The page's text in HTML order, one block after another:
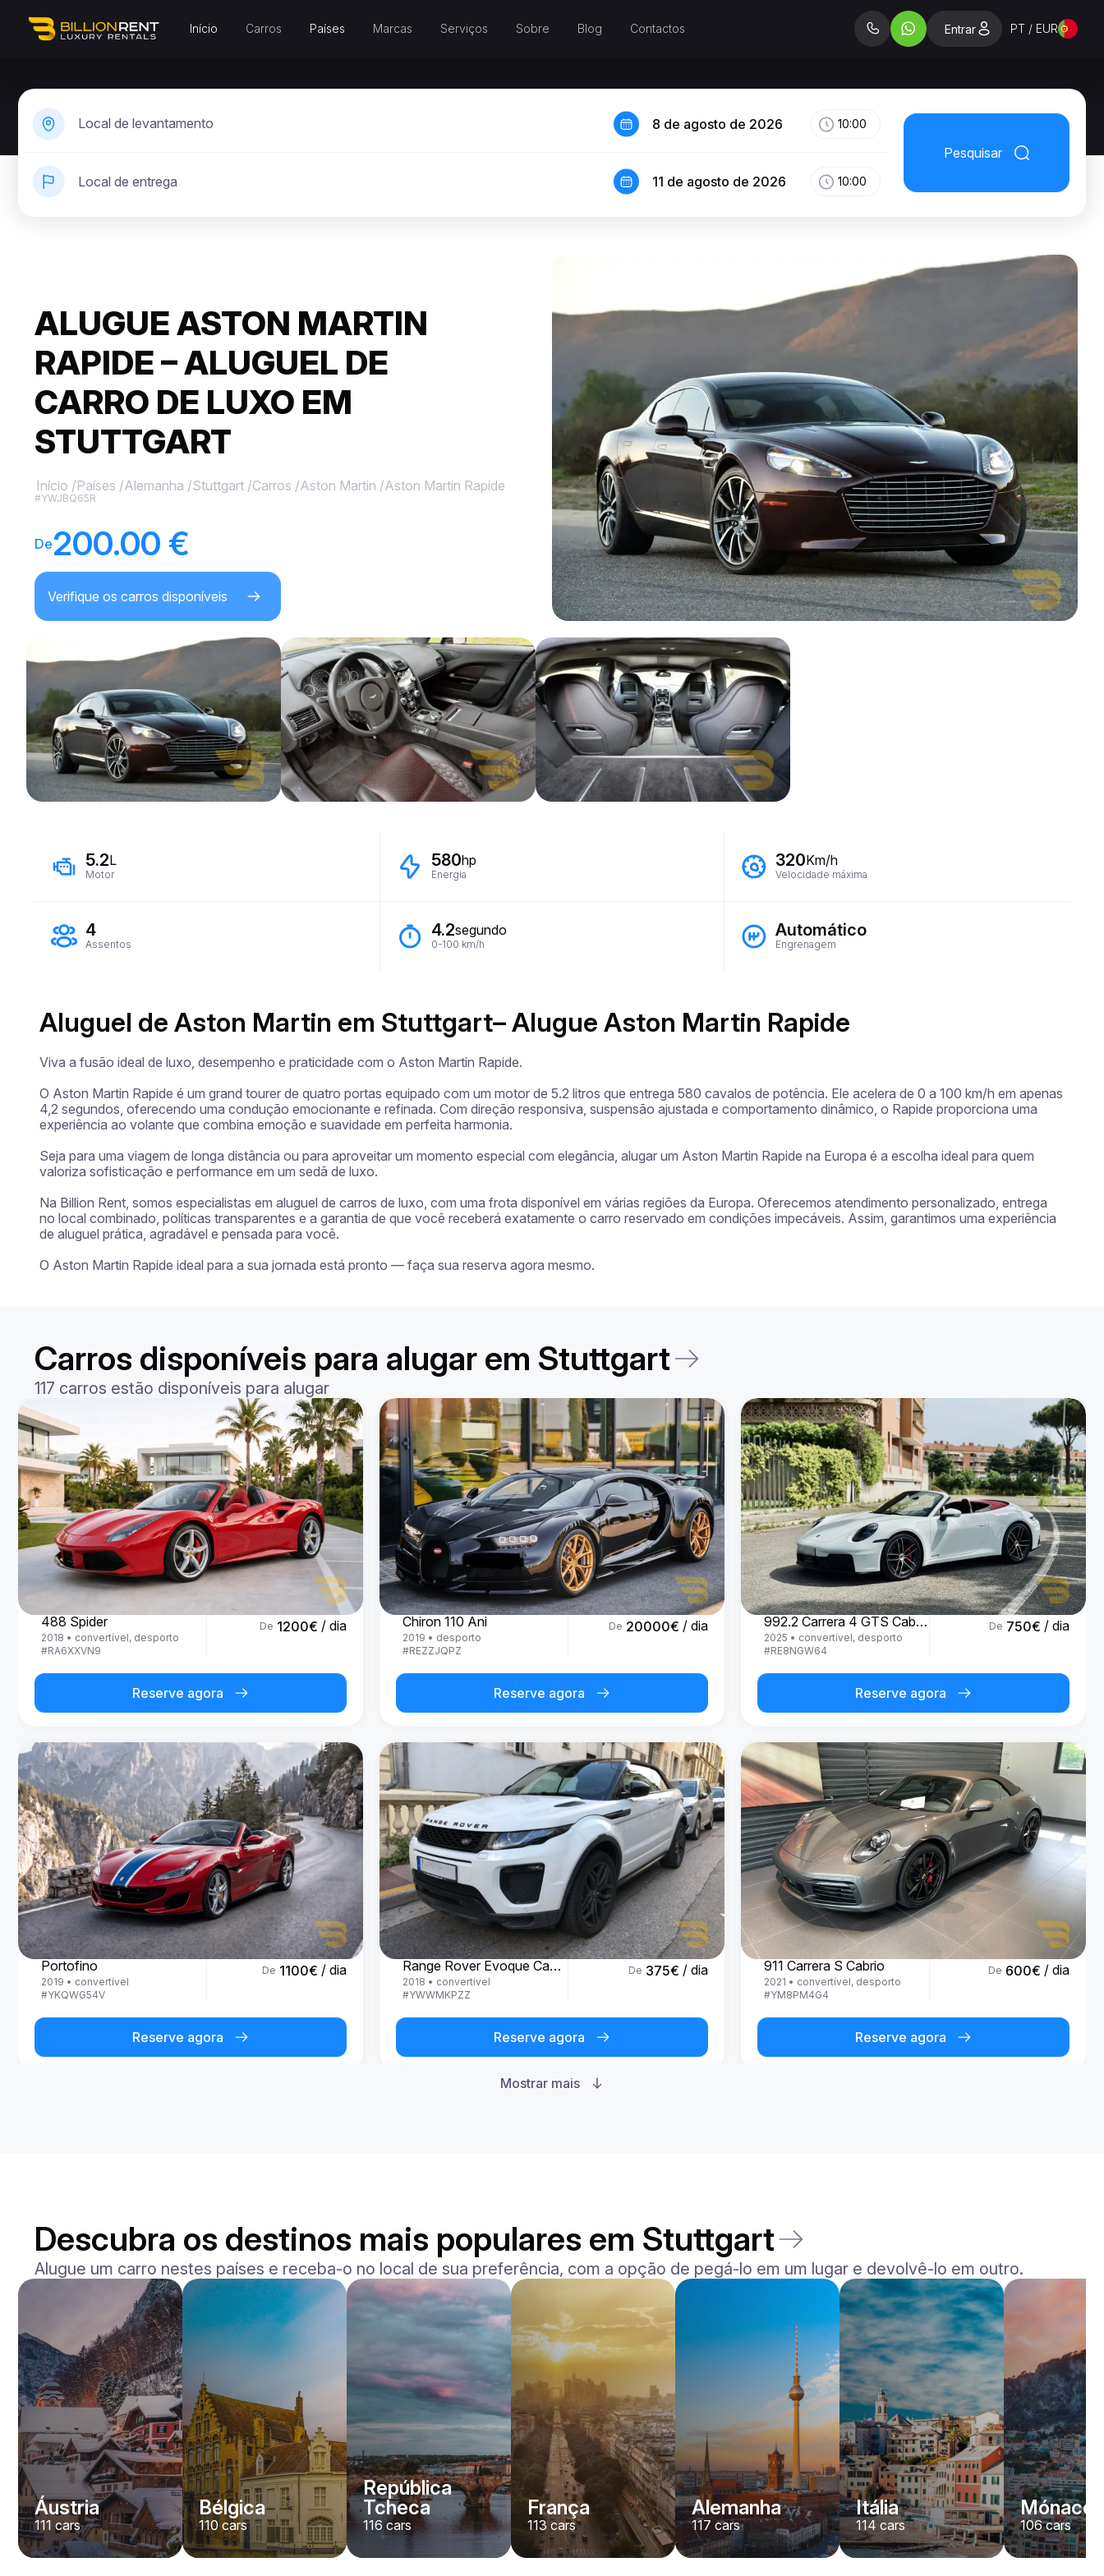
Início Carros Países Marcas Serviços Sobre Blog Contactos Entrar PT / EUR
Local de levantamento
Local de entrega
8 de agosto de 2026 10:00
11 de agosto de 2026 10:00
Pesquisar
ALUGUE ASTON MARTIN
RAPIDE – ALUGUEL DE
CARRO DE LUXO EM
STUTTGART
Início /Países /Alemanha /Stuttgart /Carros /Aston Martin /Aston Martin Rapide
#YWJBQ65R
De200.00 €
Verifique os carros disponíveis
5.2L
Motor
580hp
Energia
320Km/h
Velocidade máxima
4
Assentos
4.2segundo
0-100 km/h
Automático
Engrenagem
Aluguel de Aston Martin em Stuttgart– Alugue Aston Martin Rapide
Viva a fusão ideal de luxo, desempenho e praticidade com o Aston Martin Rapide.
O Aston Martin Rapide é um grand tourer de quatro portas equipado com um motor de 5.2 litros que entrega 580 cavalos de potência. Ele acelera de 0 a 100 km/h em apenas
4,2 segundos, oferecendo uma condução emocionante e refinada. Com direção responsiva, suspensão ajustada e comportamento dinâmico, o Rapide proporciona uma
experiência ao volante que combina emoção e suavidade em perfeita harmonia.
Seja para uma viagem de longa distância ou para aproveitar um momento especial com elegância, alugar um Aston Martin Rapide na Europa é a escolha ideal para quem
valoriza sofisticação e performance em um sedã de luxo.
Na Billion Rent, somos especialistas em aluguel de carros de luxo, com uma frota disponível em várias regiões da Europa. Oferecemos atendimento personalizado, entrega
no local combinado, políticas transparentes e a garantia de que você receberá exatamente o carro reservado em condições impecáveis. Assim, garantimos uma experiência
de aluguel prática, agradável e pensada para você.
O Aston Martin Rapide ideal para a sua jornada está pronto — faça sua reserva agora mesmo.
Carros disponíveis para alugar em Stuttgart
117 carros estão disponíveis para alugar
488 Spider
2018 • convertível, desporto
#RA6XXVN9
De 1200€ / dia
Reserve agora
Bugatti
Chiron 110 Ani
2019 • desporto
#REZZJQPZ
De 20000€ / dia
Reserve agora
Porsche
992.2 Carrera 4 GTS Cabrio '25
2025 • convertível, desporto
#RE8NGW64
De 750€ / dia
Reserve agora
Ferrari
Portofino
2019 • convertível
#YKQWG54V
De 1100€ / dia
Reserve agora
Land Rover
Range Rover Evoque Cabrio
2018 • convertível
#YWWMKPZZ
De 375€ / dia
Reserve agora
Porsche
911 Carrera S Cabrio
2021 • convertível, desporto
#YM8PM4G4
De 600€ / dia
Reserve agora
Mercedes Benz
Maybach S-klasse 580
#
YXWG36PR
De 750
Reserve agora
Ferrari
F8 Spider
2022• convertível, desporto
RNWMPA4V
De 1500
Reserve agora
Rolls-Royce
2022•convertível
YJPXZKDA
De 2200
Reserve agora
Mostrar mais
Descubra os destinos mais populares em Stuttgart
Alugue um carro nestes países e receba-o no local de sua preferência, com a opção de pegá-lo em um lugar e devolvê-lo em outro.
Áustria
111 cars
Bélgica
110cars
República
Tcheca
116cars
França
113cars
Alemanha
117 cars
Itália
114 cars
Mónaco
106cars